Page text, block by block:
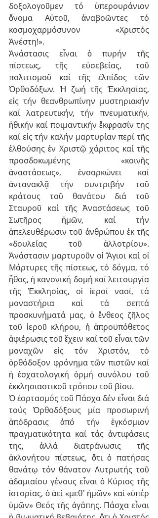
δοξολογοῦμεν τό ὑπερουράνιον
ὄνομα Αὐτοῦ, ἀναβοῶντες τό
κοσμοχαρμόσυνον «Χριστός
Ἀνέστη!».
Ἀνάστασις εἶναι ὁ πυρήν τῆς
πίστεως, τῆς εὐσεβείας, τοῦ
πολιτισμοῦ καί τῆς ἐλπίδος τῶν
Ὀρθοδόξων. Ἡ ζωή τῆς Ἐκκλησίας,
εἰς τήν θεανθρωπίνην μυστηριακήν
καί λατρευτικήν, τήν πνευματικήν,
ἠθικήν καί ποιμαντικήν ἔκφρασίν της
καί εἰς τήν καλήν μαρτυρίαν περί τῆς
ἐλθούσης ἐν Χριστῷ χάριτος καί τῆς
προσδοκωμένης «κοινῆς
ἀναστάσεως», ἐνσαρκώνει καί
ἀντανακλᾷ τήν συντριβήν τοῦ
κράτους τοῦ θανάτου διά τοῦ
Σταυροῦ καί τῆς Ἀναστάσεως τοῦ
Σωτῆρος ἡμῶν, καί τήν
ἀπελευθέρωσιν τοῦ ἀνθρώπου ἐκ τῆς
«δουλείας τοῦ ἀλλοτρίου».
Ἀνάστασιν μαρτυροῦν οἱ Ἅγιοι καί οἱ
Μάρτυρες τῆς πίστεως, τό δόγμα, τό
ἦθος, ἡ κανονική δομή καί λειτουργία
τῆς Ἐκκλησίας, οἱ ἱεροί ναοί, τά
μοναστήρια καί τά σεπτά
προσκυνήματά μας, ὁ ἔνθεος ζῆλος
τοῦ ἱεροῦ κλήρου, ἡ ἀπροϋπόθετος
ἀφιέρωσις τοῦ ἔχειν καί τοῦ εἶναι τῶν
μοναχῶν εἰς τόν Χριστόν, τό
ὀρθόδοξον φρόνημα τῶν πιστῶν καί
ἡ ἐσχατολογική ὁρμή συνόλου τοῦ
ἐκκλησιαστικοῦ τρόπου τοῦ βίου.
Ὁ ἑορτασμός τοῦ Πάσχα δέν εἶναι διά
τούς Ὀρθοδόξους μία προσωρινή
ἀπόδρασις ἀπό τήν ἐγκόσμιον
πραγματικότητα καί τάς ἀντιφάσεις
της, ἀλλά διατράνωσις τῆς
ἀκλονήτου πίστεως, ὅτι ὁ πατήσας
θανάτῳ τόν θάνατον Λυτρωτής τοῦ
ἀδαμιαίου γένους εἶναι ὁ Κύριος τῆς
ἱστορίας, ὁ ἀεί «μεθ᾽ ἡμῶν» καί «ὑπέρ
ὑμῶν» Θεός τῆς ἀγάπης. Πάσχα εἶναι